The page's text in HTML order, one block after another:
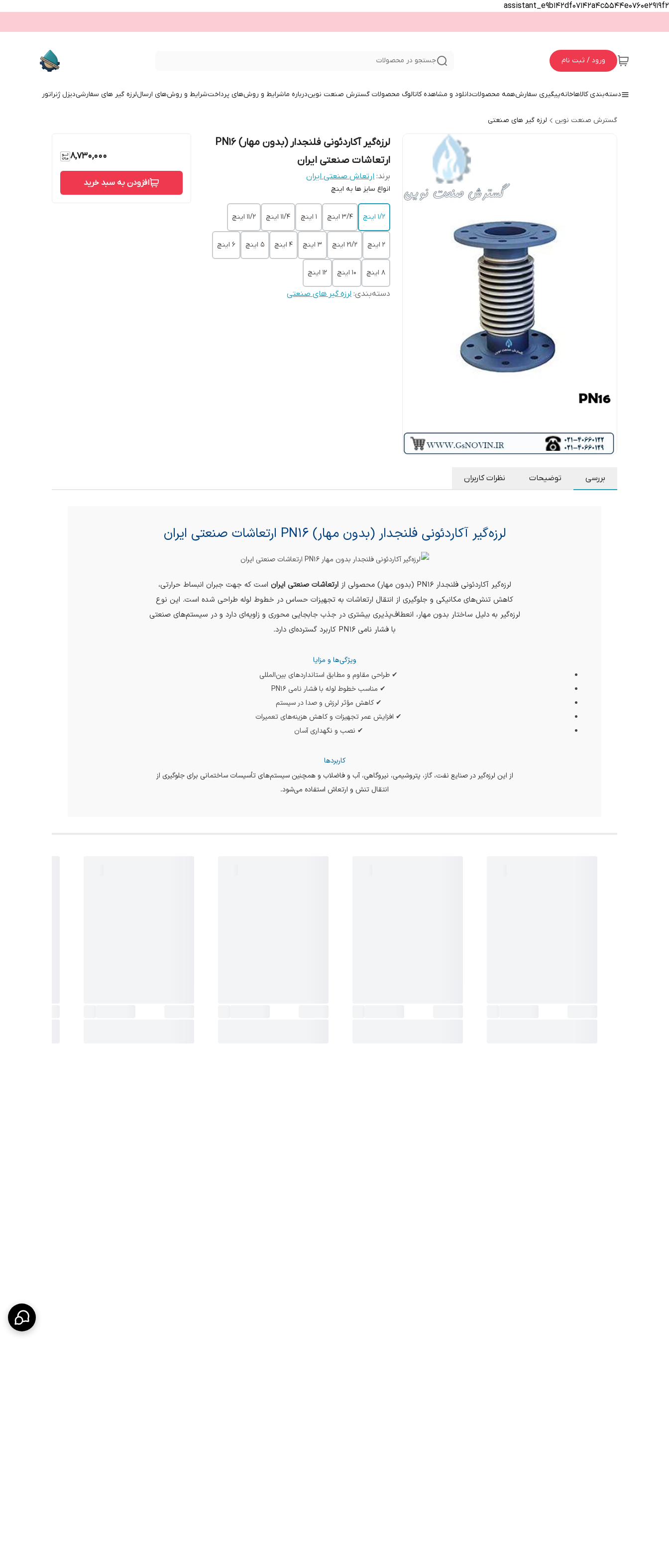
assistant_e9b142df07142a4c5544e0760e2919f2
ورود / ثبت نام جستجو در محصولات
دسته‌بندی کالاهاخانهپیگیری سفارشهمه محصولاتدانلود و مشاهده کاتالوگ محصولات گسترش صنعت نویندرباره ماشرایط و روش‌های پرداختشرایط و روش‌های ارساللرزه گیر های سفارشیدیزل ژنراتور
گسترش صنعت نوین لرزه گیر های صنعتی
لرزه‌گیر آکاردئونی فلنجدار (بدون مهار) PN16
ارتعاشات صنعتی ایران
برند: ارتعاش صنعتی ایران
انواع سایز ها به اینچ
1/2 اینچ 3/4 اینچ 1 اینچ 11/4 اینچ 11/2 اینچ
2 اینچ 21/2 اینچ 3 اینچ 4 اینچ 5 اینچ 6 اینچ
8 اینچ 10 اینچ 12 اینچ
دسته‌بندی:لرزه گیر های صنعتی
8,730,000
افزودن به سبد خرید
بررسی توضیحات نظرات کاربران
لرزه‌گیر آکاردئونی فلنجدار (بدون مهار) PN16 ارتعاشات صنعتی ایران
لرزه‌گیر آکاردئونی فلنجدار PN16 (بدون مهار) محصولی از ارتعاشات صنعتی ایران است که جهت جبران انبساط حرارتی،
کاهش تنش‌های مکانیکی و جلوگیری از انتقال ارتعاشات به تجهیزات حساس در خطوط لوله طراحی شده است. این نوع
لرزه‌گیر به دلیل ساختار بدون مهار، انعطاف‌پذیری بیشتری در جذب جابجایی محوری و زاویه‌ای دارد و در سیستم‌های صنعتی
با فشار نامی PN16 کاربرد گسترده‌ای دارد.
ویژگی‌ها و مزایا
✔ طراحی مقاوم و مطابق استانداردهای بین‌المللی
✔ مناسب خطوط لوله با فشار نامی PN16
✔ کاهش مؤثر لرزش و صدا در سیستم
✔ افزایش عمر تجهیزات و کاهش هزینه‌های تعمیرات
✔ نصب و نگهداری آسان
کاربردها
از این لرزه‌گیر در صنایع نفت، گاز، پتروشیمی، نیروگاهی، آب و فاضلاب و همچنین سیستم‌های تأسیسات ساختمانی برای جلوگیری از
انتقال تنش و ارتعاش استفاده می‌شود.